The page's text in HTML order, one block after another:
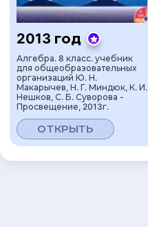
2013 год
Алгебра. 8 класс. учебник
для общеобразовательных
организаций Ю. Н.
Макарычев, Н. Г. Миндюк, К. И.
Нешков, С. Б. Суворова -
Просвещение, 2013г.
ОТКРЫТЬ